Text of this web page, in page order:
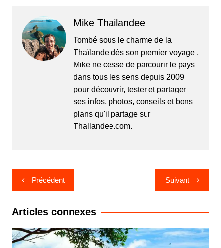
Mike Thailandee
Tombé sous le charme de la
Thaïlande dès son premier voyage ,
Mike ne cesse de parcourir le pays
dans tous les sens depuis 2009
pour découvrir, tester et partager
ses infos, photos, conseils et bons
plans qu'il partage sur
Thailandee.com.
Navigation
de
l’article
Précédent Suivant
Articles connexes